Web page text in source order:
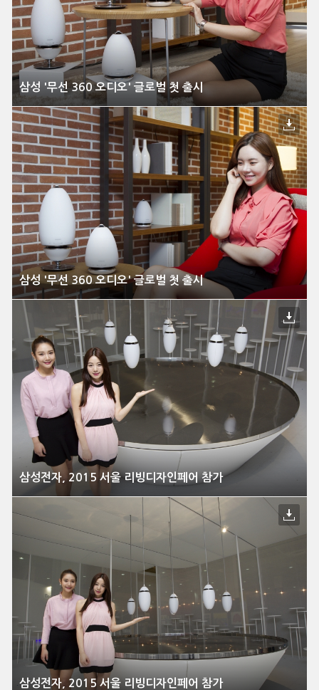
삼성 '무선 360 오디오' 글로벌 첫 출시
삼성 '무선 360 오디오' 글로벌 첫 출시
삼성전자, 2015 서울 리빙디자인페어 참가
삼성전자, 2015 서울 리빙디자인페어 참가